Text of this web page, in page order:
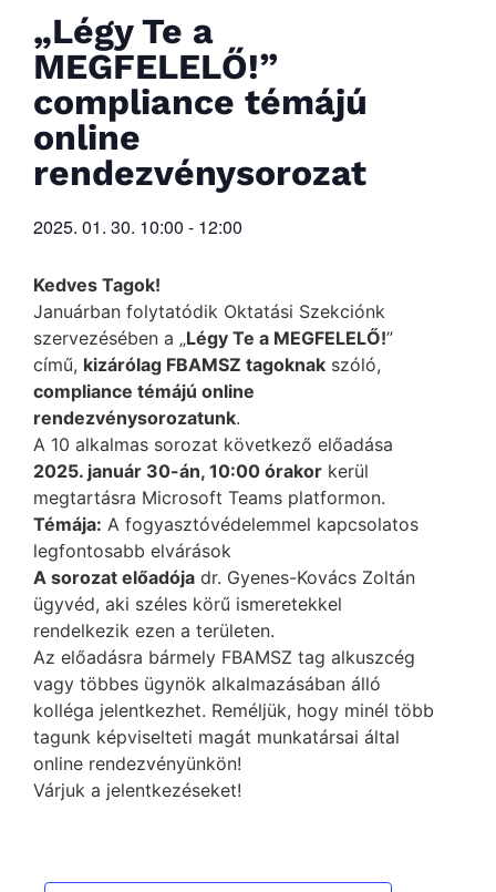
„Légy Te a
MEGFELELŐ!”
compliance témájú
online
rendezvénysorozat
2025. 01. 30. 10:00 - 12:00
Kedves Tagok!
Januárban folytatódik Oktatási Szekciónk
szervezésében a „Légy Te a MEGFELELŐ!”
című, kizárólag FBAMSZ tagoknak szóló,
compliance témájú online
rendezvénysorozatunk.
A 10 alkalmas sorozat következő előadása
2025. január 30-án, 10:00 órakor kerül
megtartásra Microsoft Teams platformon.
Témája: A fogyasztóvédelemmel kapcsolatos
legfontosabb elvárások
A sorozat előadója dr. Gyenes-Kovács Zoltán
ügyvéd, aki széles körű ismeretekkel
rendelkezik ezen a területen.
Az előadásra bármely FBAMSZ tag alkuszcég
vagy többes ügynök alkalmazásában álló
kolléga jelentkezhet. Reméljük, hogy minél több
tagunk képviselteti magát munkatársai által
online rendezvényünkön!
Várjuk a jelentkezéseket!